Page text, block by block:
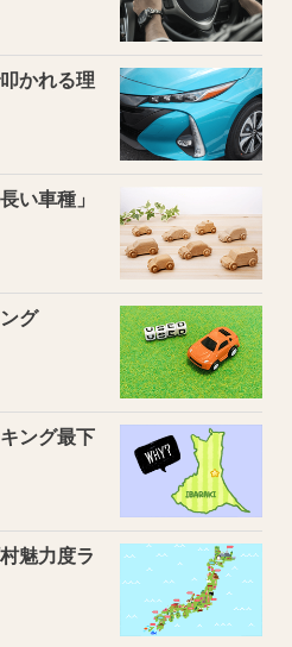
かれる理
い車種」
グ
ング最下
魅力度ラ